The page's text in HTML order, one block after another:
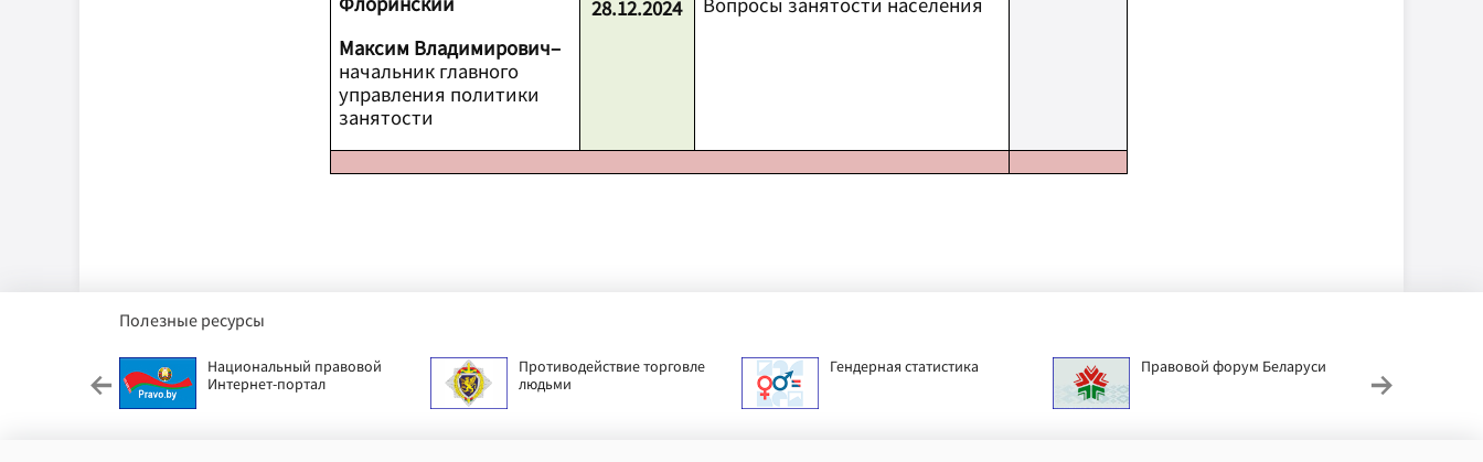
Максим Владимирович–
начальник главного
управления политики
занятости
28.12.2024 Вопросы занятости населения
Полезные ресурсы
Национальный правовой
Интернет-портал
Противодействие торговле
людьми
Гендерная статистика Правовой форум Беларуси